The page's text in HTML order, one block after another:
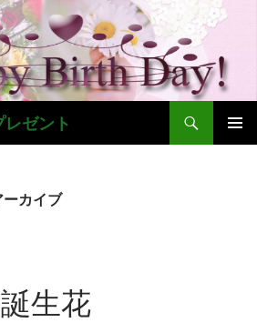
ゼント
ーカイブ
生花